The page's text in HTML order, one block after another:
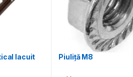
lacuit Piuliţă M8